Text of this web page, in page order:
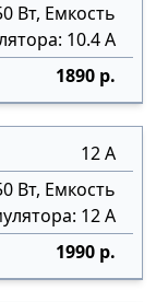
Вт, Емкость
10.4 А
1890 р.
12 А
Вт, Емкость
12 А
1990 р.